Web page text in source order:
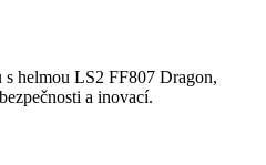
helmou LS2 FF807 Dragon,
a inovací.